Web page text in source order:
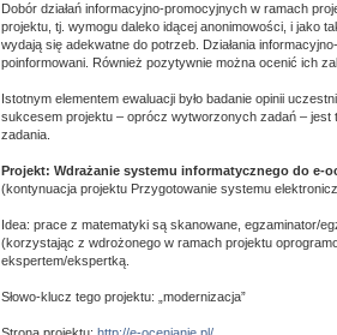
Dobór działań informacyjno-promocyjnych w ramach
projektu, tj. wymogu daleko idącej anonimowości, i jako
wydają się adekwatne do potrzeb. Działania
poinformowani. Również pozytywnie można ocenić ich
Istotnym elementem ewaluacji było badanie opinii
sukcesem projektu – oprócz wytworzonych zadań – jest
zadania.
Projekt: Wdrażanie systemu informatycznego do e-
(kontynuacja projektu Przygotowanie systemu
Idea: prace z matematyki są skanowane, egzaminator/
(korzystając z wdrożonego w ramach projektu
ekspertem/ekspertką.
Słowo-klucz tego projektu: „modernizacja”